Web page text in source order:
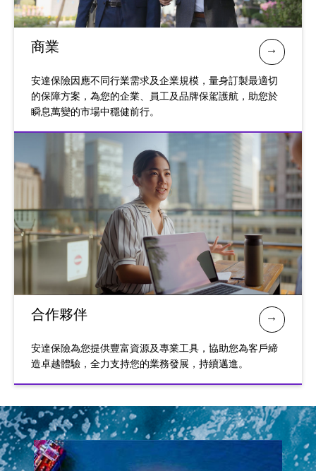
商業
安達保險因應不同行業需求及企業規模，量身訂製最適切
的保障方案，為您的企業、員工及品牌保駕護航，助您於
瞬息萬變的市場中穩健前行。
合作夥伴
安達保險為您提供豐富資源及專業工具，協助您為客戶締
造卓越體驗，全力支持您的業務發展，持續邁進。